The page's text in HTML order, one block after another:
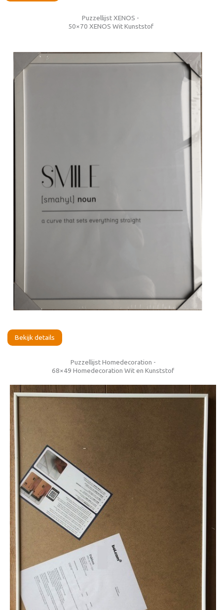
Puzzellijst XENOS -
50×70 XENOS Wit Kunststof
Bekijk details
Puzzellijst Homedecoration -
68×49 Homedecoration Wit en Kunststof